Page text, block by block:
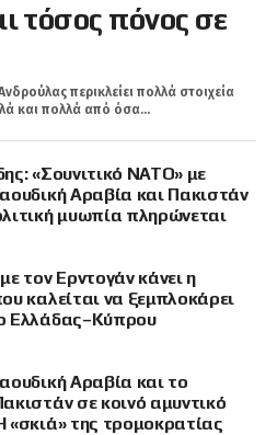
τόσος πόνος σε
περικλείει πολλά στοιχεία
και πολλά από όσα...
«Σουνιτικό ΝΑΤΟ» με
Αραβία και Πακιστάν
μυωπία πληρώνεται
τον Ερντογάν κάνει η
καλείται να ξεμπλοκάρει
Ελλάδας–Κύπρου
Αραβία και το
σε κοινό αμυντικό
«σκιά» της τρομοκρατίας